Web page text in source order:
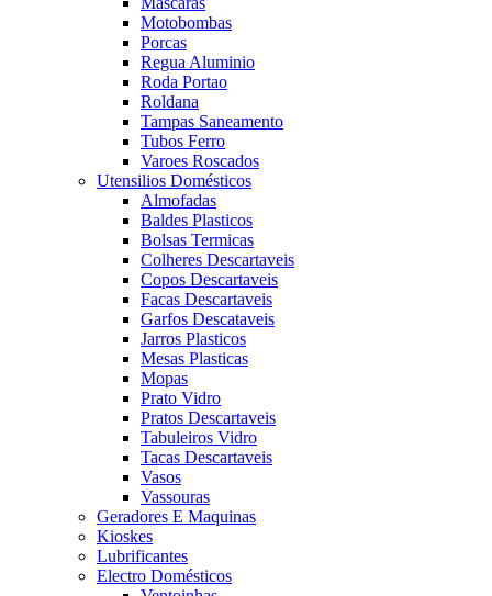
Motobombas
Porcas
Regua Aluminio
Roda Portao
Roldana
Tampas Saneamento
Tubos Ferro
Varoes Roscados
Utensilios Domésticos
Almofadas
Baldes Plasticos
Bolsas Termicas
Colheres Descartaveis
Copos Descartaveis
Facas Descartaveis
Garfos Descataveis
Jarros Plasticos
Mesas Plasticas
Mopas
Prato Vidro
Pratos Descartaveis
Tabuleiros Vidro
Tacas Descartaveis
Vasos
Vassouras
Geradores E Maquinas
Kioskes
Lubrificantes
Electro Domésticos